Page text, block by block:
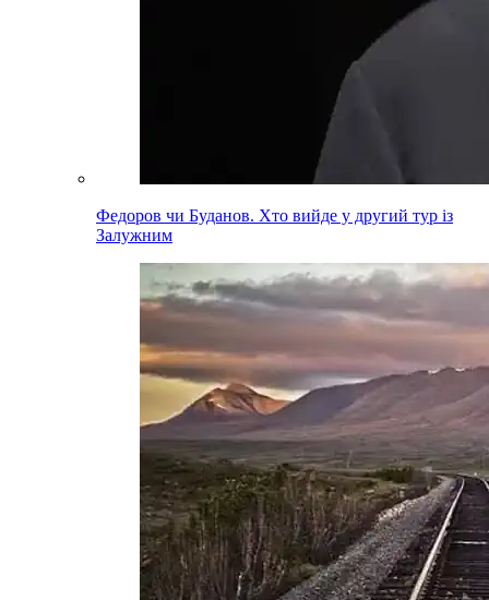
Федоров чи Буданов. Хто вийде у другий тур із
Залужним